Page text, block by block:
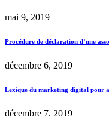
mai 9, 2019
Procédure de déclaration d’une
décembre 6, 2019
Lexique du marketing digital pour
décembre 7, 2019